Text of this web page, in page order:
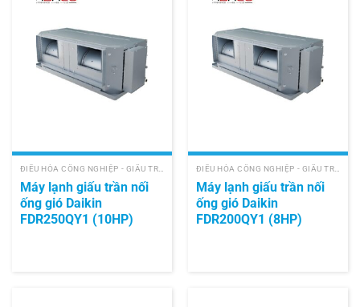
ĐIỀU HÒA CÔNG NGHIỆP - GIẤU TRẦN NỐI ỐNG GIÓ
Máy lạnh giấu trần nối
ống gió Daikin
FDR250QY1 (10HP)
ĐIỀU HÒA CÔNG NGHIỆP - GIẤU TRẦN NỐI ỐNG GIÓ
Máy lạnh giấu trần nối
ống gió Daikin
FDR200QY1 (8HP)